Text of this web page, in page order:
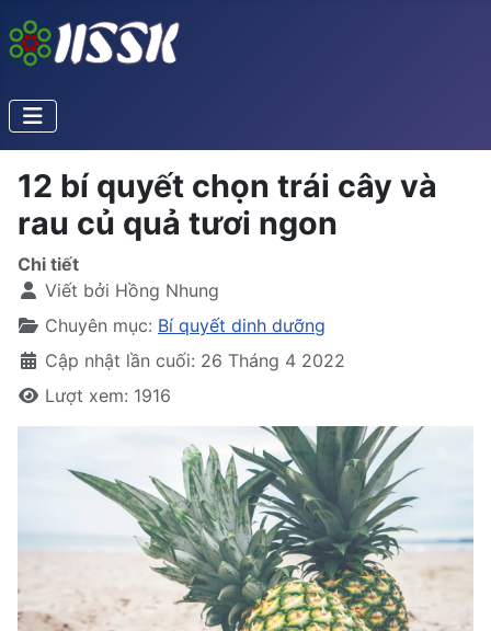
12 bí quyết chọn trái cây và
rau củ quả tươi ngon
Chi tiết
Viết bởi Hồng Nhung
Chuyên mục: Bí quyết dinh dưỡng
Cập nhật lần cuối: 26 Tháng 4 2022
Lượt xem: 1916